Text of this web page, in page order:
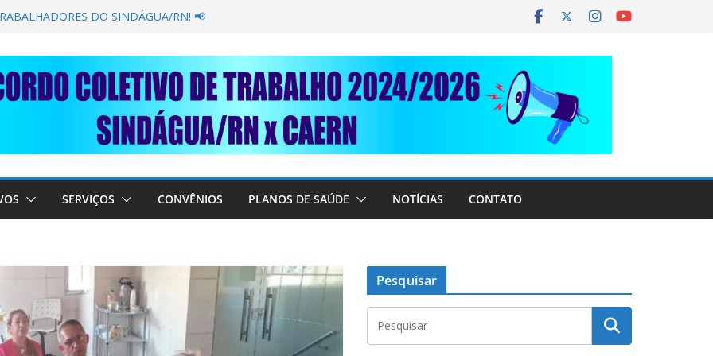
SECAR SUA TORNEIRA: UNIDOS
em importante debate com o Ministro
A SABESP! 🚨
AJUDE O NOSSO
RAIMUNDO DA CAERN!
SERVIÇOS CONVÊNIOS PLANOS DE SAÚDE NOTÍCIAS CONTATO
Pesquisar